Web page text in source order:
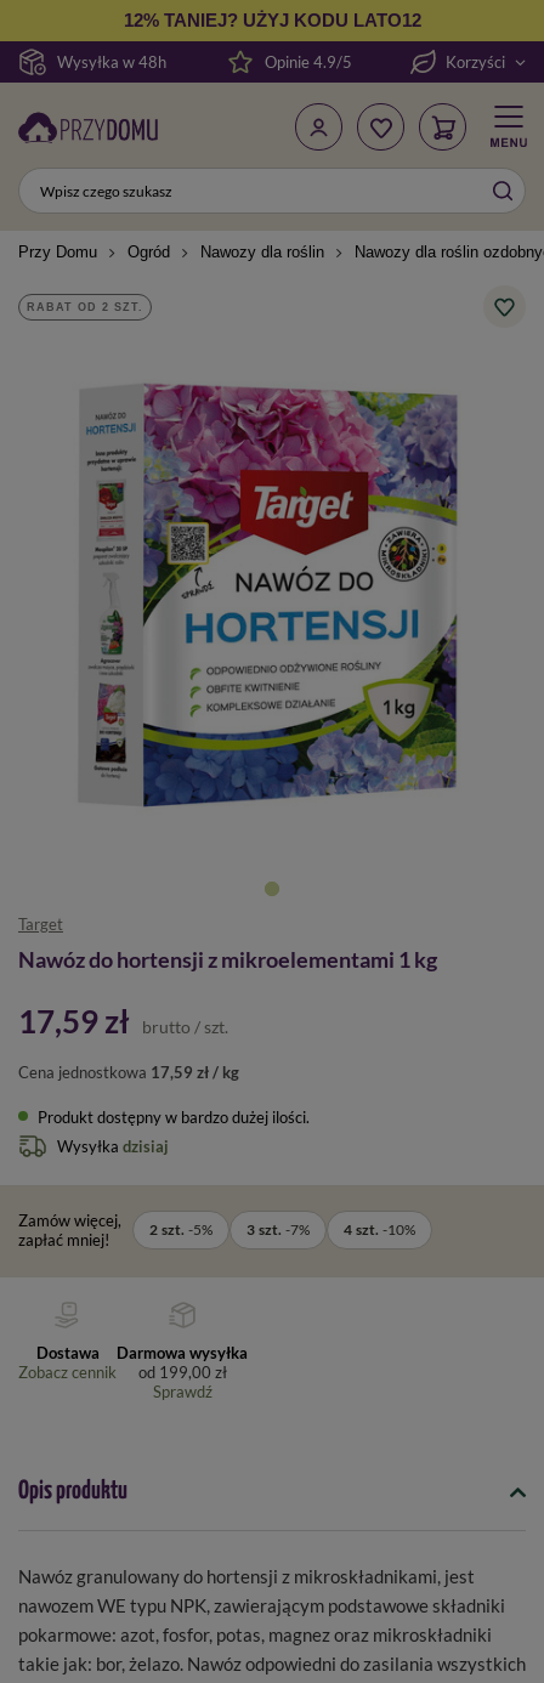
Wysyłka w 48h
12% TANIEJ? UŻYJ KODU LATO12
Opinie 4.9/5 Korzyści
Przy Domu Ogród Nawozy dla roślin Nawozy dla roślin
RABAT OD 2 SZT.
Target
Nawóz do hortensji z mikroelementami 1 kg
17,59 zł brutto / szt.
Cena jednostkowa 17,59 zł / kg
Produkt dostępny w bardzo dużej ilości
Wysyłka dzisiaj
Zamów więcej,
zapłać mniej!
2 szt. -5% 3 szt. -7% 4 szt. -10%
Dostawa
Zobacz cennik
Darmowa wysyłka
od 199,00 zł
Sprawdź
Opis produktu
Nawóz granulowany do hortensji z mikroskładnikami, jest
nawozem WE typu NPK, zawierającym podstawowe składniki
pokarmowe: azot, fosfor, potas, magnez oraz mikroskładniki
takie jak: bor, żelazo. Nawóz odpowiedni do zasilania wszystkich